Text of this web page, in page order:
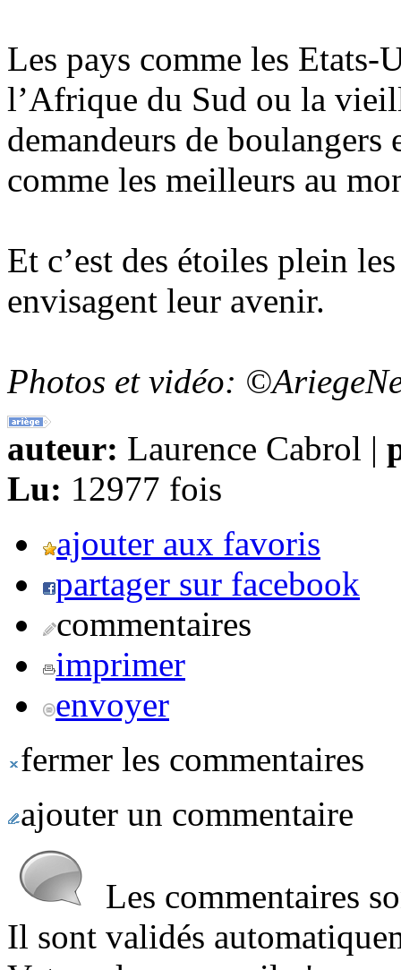
Les pays comme les Etats-
l’Afrique du Sud ou la
demandeurs de boulangers
comme les meilleurs au
Et c’est des étoiles plein
envisagent leur avenir.
Photos et vidéo:
auteur: Laurence Cabrol |
Lu: 12977 fois
ajouter aux favoris
partager sur facebook
commentaires
imprimer
envoyer
fermer les commentaires
ajouter un commentaire
Les commentaires
Il sont validés